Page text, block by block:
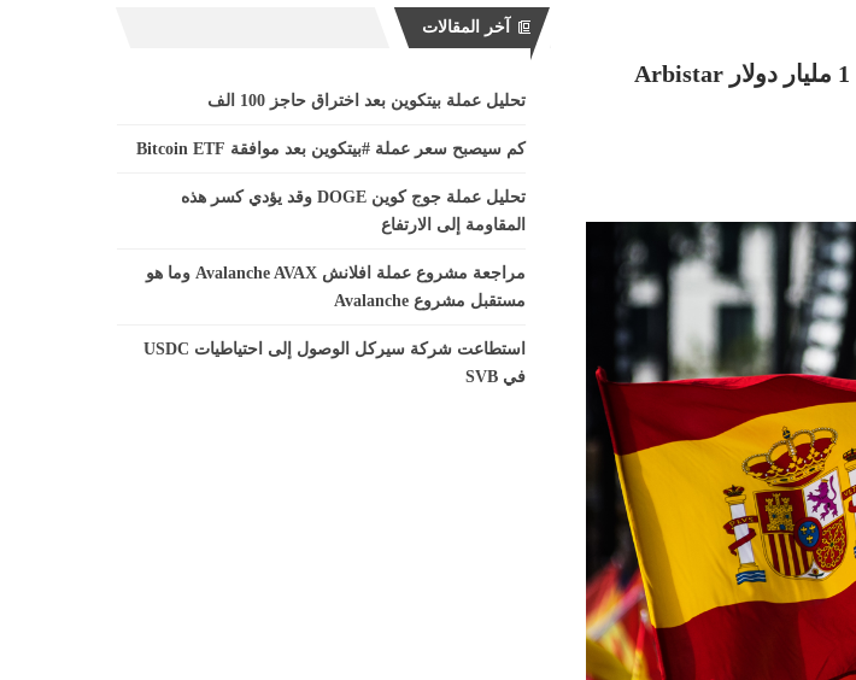
آخر المقالات
تحليل عملة بيتكوين بعد اختراق حاجز 100 الف
كم سيصبح سعر عملة #بيتكوين بعد موافقة Bitcoin ETF
تحليل عملة جوج كوين DOGE وقد يؤدي كسر هذه
المقاومة إلى الارتفاع
مراجعة مشروع عملة افلانش Avalanche AVAX وما هو
مستقبل مشروع Avalanche
استطاعت شركة سيركل الوصول إلى احتياطيات USDC
في SVB